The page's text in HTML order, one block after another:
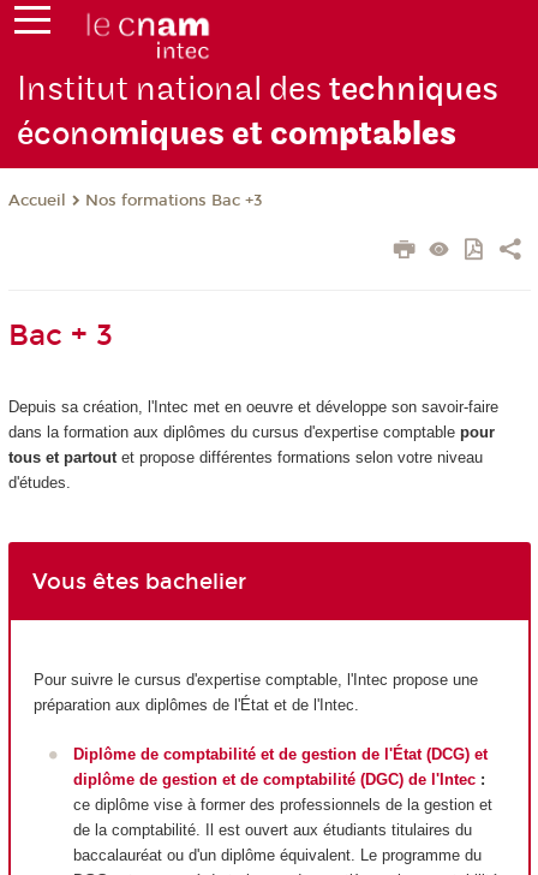
Institut national destechniques
économiques et comptables
Accueil Nos formations Bac +3
Bac + 3
Depuis sa création, l'Intec met en oeuvre et développe son savoir-faire
dans la formation aux diplômes du cursus d'expertise comptable pour
tous et partoutet propose différentes formations selon votre niveau
d'études.
Vous êtes bachelier
Pour suivre le cursus d'expertise comptable, l'Intec propose une
préparation aux diplômes de l'État et de l'Intec.
Diplôme de comptabilité et de gestion de l'État (DCG) et
diplôme de gestion et de comptabilité (DGC) de l'Intec:
ce diplôme vise à former des professionnels de la gestion et
de la comptabilité. Il est ouvert aux étudiants titulaires du
baccalauréat ou d'un diplôme équivalent. Le programme du